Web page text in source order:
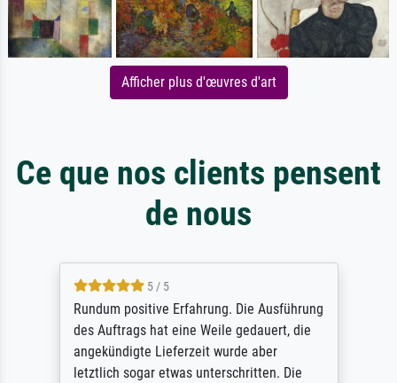
Afficher plus d'œuvres d'art
Ce que nos clients pensent
de nous
5 / 5
Rundum positive Erfahrung. Die Ausführung
des Auftrags hat eine Weile gedauert, die
angekündigte Lieferzeit wurde aber
letztlich sogar etwas unterschritten. Die